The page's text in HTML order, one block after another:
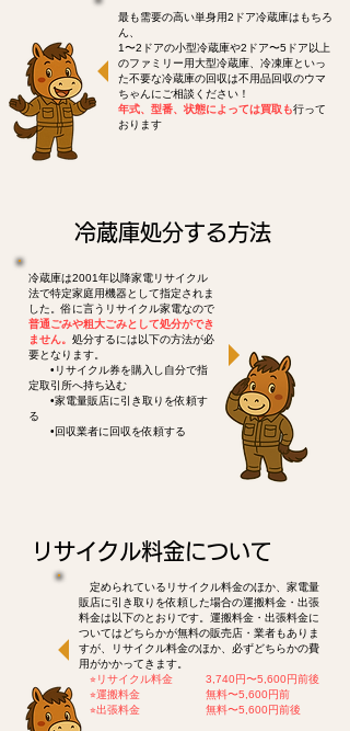
最も需要の高い単身用2ドア冷蔵庫はもちろ
ん、
1〜2ドアの小型冷蔵庫や2ドア〜5ドア以上
のファミリー用大型冷蔵庫、冷凍庫といっ
た不要な冷蔵庫の回収は不用品回収のウマ
ちゃんにご相談ください！
年式、型番、状態によっては買取も行って
おります
冷蔵庫処分する方法
冷蔵庫は2001年以降家電リサイクル
法で特定家庭用機器として指定されま
した。俗に言うリサイクル家電なので
普通ごみや粗大ごみとして処分ができ
ません。 処分するには以下の方法が必
要となります。
•リサイクル券を購入し自分で指
定取引所へ持ち込む
•家電量販店に引き取りを依頼す
る
•回収業者に回収を依頼する
リサイクル料金について
定められているリサイクル料金のほか、家電量
販店に引き取りを依頼した場合の運搬料金・出張
料金は以下のとおりです。運搬料金・出張料金に
ついてはどちらかが無料の販売店・業者もありま
すが、リサイクル料金のほか、必ずどちらかの費
用がかかってきます。
⭐︎リサイクル料金 3,740円〜5,600円前後
⭐︎運搬料金 無料〜5,600円前
⭐︎出張料金 無料〜5,600円前後